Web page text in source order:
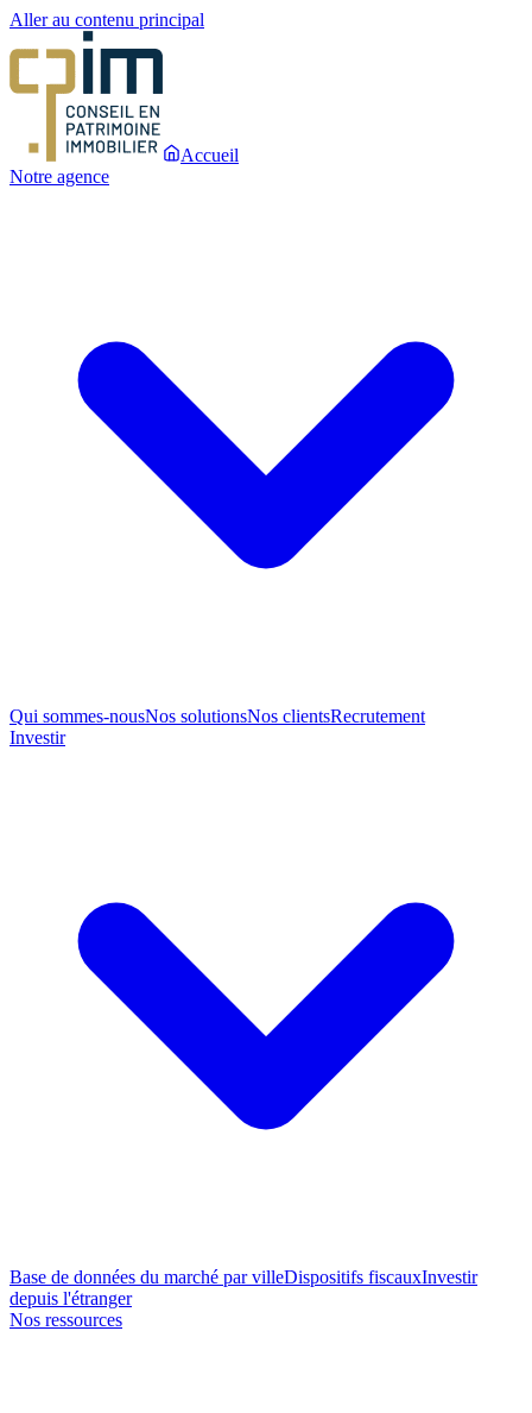
Aller au contenu principal
Accueil
Notre agence
Qui sommes-nousNos solutionsNos clientsRecrutement
Investir
Base de données du marché par villeDispositifs fiscauxInvestir
depuis l'étranger
Nos ressources